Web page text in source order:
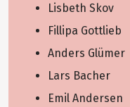
Lisbeth Skov
Fillipa Gottlieb
Anders Glümer
Lars Bacher
Emil Andersen